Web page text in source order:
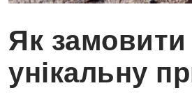
Як замовити
унікальну